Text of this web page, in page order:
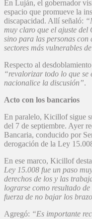
En Luján, el gobernador
espacio que promueve la
discapacidad. Allí señaló:
muy claro que el ajuste
sino para las personas con
sectores más vulnerables
Respecto al
“revalorizar todo lo que se
nacionalice la discusión”.
Acto con los bancarios
En paralelo, Kicillof sigue
del 7 de septiembre. Ayer
Bancaria, conducido por
derogación de la Ley
En ese marco, Kicillof
Ley 15.008 fue un paso
derechos de los y las
lograrse como resultado
fuerza de no bajar los
Agregó: “Es importante